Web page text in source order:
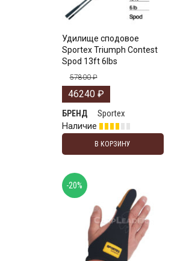
Удилище сподовое
Sportex Triumph Contest
Spod 13ft 6lbs
57800₽
46240 ₽
БРЕНД
Sportex
Наличие
В КОРЗИНУ
-20%